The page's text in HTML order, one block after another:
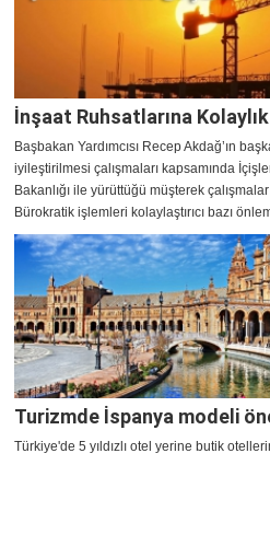
İnşaat Ruhsatlarına
Başbakan Yardımcısı Recep Akdağ’ın
iyileştirilmesi çalışmaları kapsamında
Bakanlığı ile yürüttüğü müşterek
Bürokratik işlemleri kolaylaştırıcı bazı
Turizmde İspanya modeli
Türkiye'de 5 yıldızlı otel yerine butik